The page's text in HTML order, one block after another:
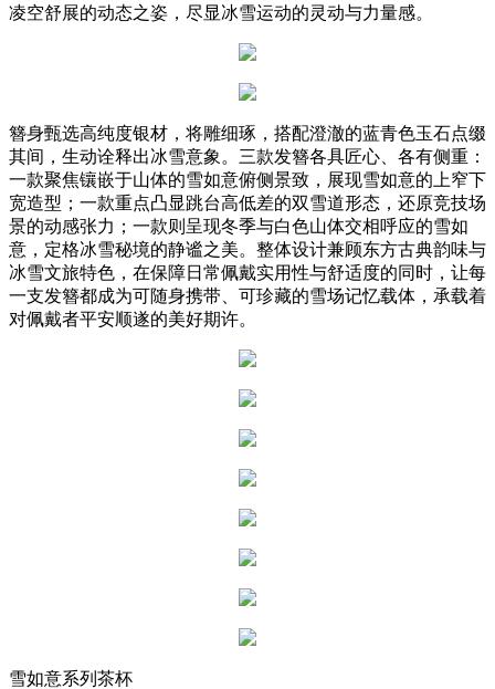
凌空舒展的动态之姿，尽显冰雪运动的灵动与力量感。
簪身甄选高纯度银材，将雕细琢，搭配澄澈的蓝青色玉石点缀
其间，生动诠释出冰雪意象。三款发簪各具匠心、各有侧重：
一款聚焦镶嵌于山体的雪如意俯侧景致，展现雪如意的上窄下
宽造型；一款重点凸显跳台高低差的双雪道形态，还原竞技场
景的动感张力；一款则呈现冬季与白色山体交相呼应的雪如
意，定格冰雪秘境的静谧之美。整体设计兼顾东方古典韵味与
冰雪文旅特色，在保障日常佩戴实用性与舒适度的同时，让每
一支发簪都成为可随身携带、可珍藏的雪场记忆载体，承载着
对佩戴者平安顺遂的美好期许。
雪如意系列茶杯